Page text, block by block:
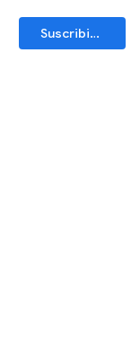
Suscribirse